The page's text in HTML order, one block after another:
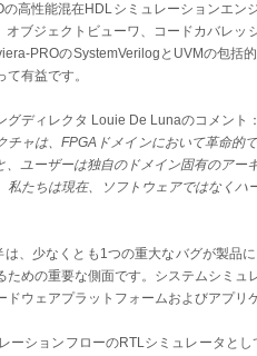
高性能混在HDLシミュレーションエン
オブジェクトビューワ、コードカバレ
PROのSystemVerilogとUVMの包括
有益です。
グディレクタ Louie De Lunaのコメント：
チャは、FPGAドメインにおいて革命
、ユーザーは独自のドメイン固有のア
私たちは現在、ソフトウェアではなく
は、少なくとも1つの重大なバグが製品
ための重要な側面です。システムシミ
ウェアプラットフォームおよびアプリ
ーションフローのRTLシミュレータと